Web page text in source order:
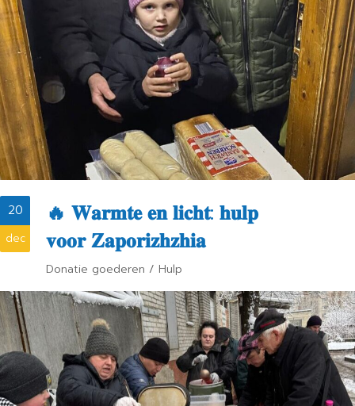
20
dec
🔥 𝐖𝐚𝐫𝐦𝐭𝐞 𝐞𝐧 𝐥𝐢𝐜𝐡𝐭: 𝐡𝐮𝐥𝐩
𝐯𝐨𝐨𝐫 𝐙𝐚𝐩𝐨𝐫𝐢𝐳𝐡𝐳𝐡𝐢𝐚
Donatie goederen / Hulp